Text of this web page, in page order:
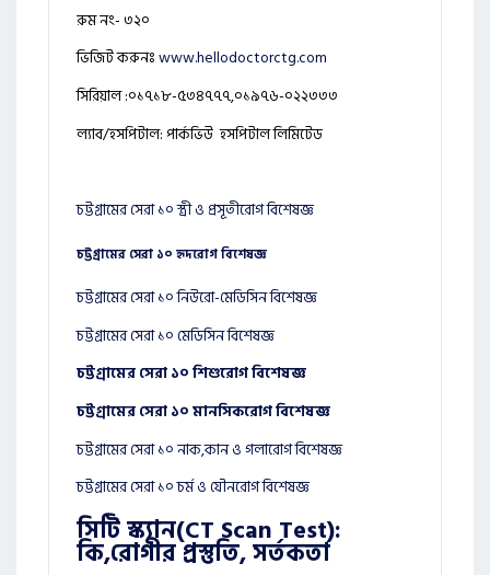
রুম নং- ৩২০
ভিজিট করুনঃwww.hellodoctorctg.com
সিরিয়াল :০১৭১৮-৫৩৪৭৭৭,০১৯৭৬-০২২৩৩৩
ল্যাব/হসপিটাল: পার্কভিউ হসপিটাল লিমিটেড
চট্টগ্রামের সেরা ১০ স্ত্রী ও প্রসূতীরোগ বিশেষজ্ঞ
চট্টগ্রামের সেরা ১০ হৃদরোগ বিশেষজ্ঞ
চট্টগ্রামের সেরা ১০ নিউরো-মেডিসিন বিশেষজ্ঞ
চট্টগ্রামের সেরা ১০ মেডিসিন বিশেষজ্ঞ
চট্টগ্রামের সেরা ১০ শিশুরোগ বিশেষজ্ঞ
চট্টগ্রামের সেরা ১০ মানসিকরোগ বিশেষজ্ঞ
চট্টগ্রামের সেরা ১০ নাক,কান ও গলারোগ বিশেষজ্ঞ
চট্টগ্রামের সেরা ১০ চর্ম ও যৌনরোগ বিশেষজ্ঞ
সিটি স্ক্যান(CT Scan Test):
কি,রোগীর প্রস্তুতি, সর্তকতা